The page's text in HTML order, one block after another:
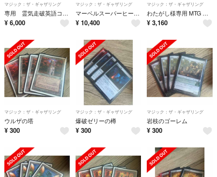
マジック：ザ・ギャザリング
専用 霊気走破英語コレブ、モダホラ3日語プレブ、SPM日語コレブ セット
¥ 6,000
マジック：ザ・ギャザリング
マーベルスーパーヒーローズ 未開封ギフトバンドル 1box
¥ 10,400
マジック：ザ・ギャザリング
わたがし様専用 MTG まとめ買い
¥ 3,160
マジック：ザ・ギャザリング
ウルザの塔
¥ 300
マジック：ザ・ギャザリング
爆破ゼリーの樽
¥ 300
マジック：ザ・ギャザリング
岩枝のゴーレム
¥ 300